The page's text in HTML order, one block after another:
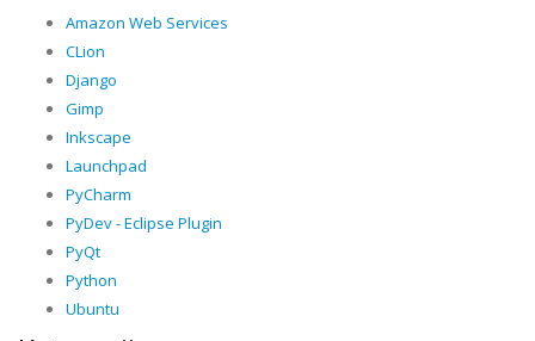
Amazon Web Services
CLion
Django
Gimp
Inkscape
Launchpad
PyCharm
PyDev - Eclipse Plugin
PyQt
Python
Ubuntu